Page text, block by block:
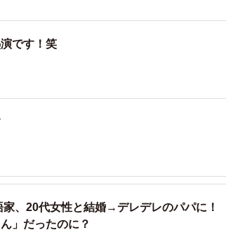
です！笑
家、20代女性と結婚→デレデレのパパに！
」だったのに？